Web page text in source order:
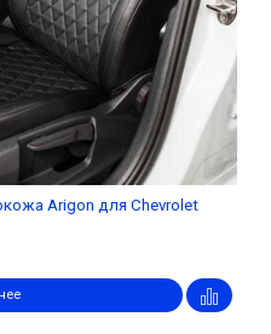
Arigon для Chevrolet